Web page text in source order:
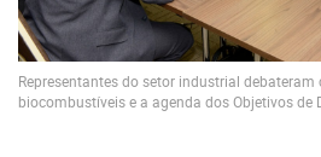
Representantes do setor industrial
biocombustíveis e a agenda dos Objetivos de